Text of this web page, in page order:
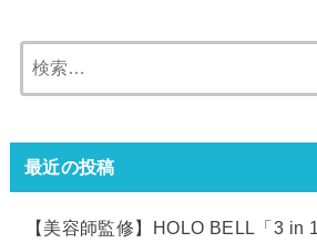
索:
最近の投稿
【美容師監修】HOLO BELL「3 in